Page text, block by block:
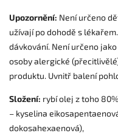
Upozornění: Není určeno
užívají po dohodě s
dávkování. Není určeno
osoby alergické
produktu. Uvnitř balení
Složení: rybí olej z toho
– kyselina
dokosahexaenová),